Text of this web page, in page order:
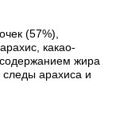
(57%),
какао-
жира
арахиса и